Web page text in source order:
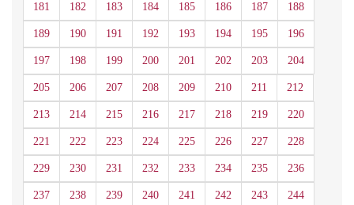
181 182 183 184 185 186 187 188
189 190 191 192 193 194 195 196
197 198 199 200 201 202 203 204
205 206 207 208 209 210 211 212
213 214 215 216 217 218 219 220
221 222 223 224 225 226 227 228
229 230 231 232 233 234 235 236
237 238 239 240 241 242 243 244